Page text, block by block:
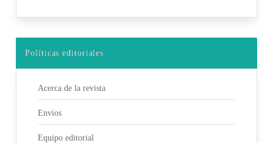
Políticas editoriales
Acerca de la revista
Envios
Equipo editorial